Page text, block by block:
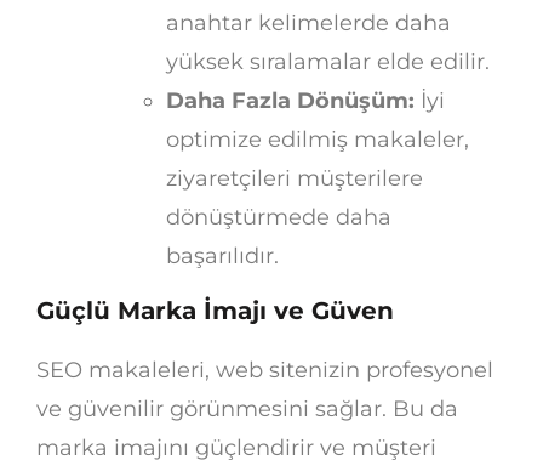
anahtar kelimelerde daha
yüksek sıralamalar elde edilir.
Daha Fazla Dönüşüm: İyi
optimize edilmiş makaleler,
ziyaretçileri müşterilere
dönüştürmede daha
başarılıdır.
Güçlü Marka İmajı ve Güven
SEO makaleleri, web sitenizin profesyonel
ve güvenilir görünmesini sağlar. Bu da
marka imajını güçlendirir ve müşteri